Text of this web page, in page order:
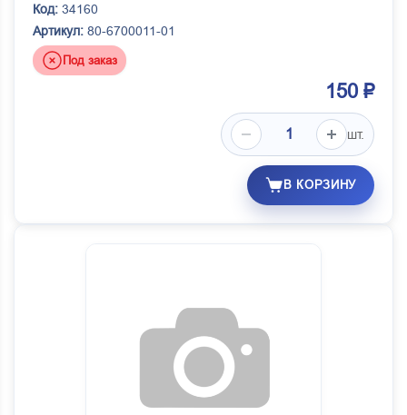
Код: 34160
Артикул: 80-6700011-01
Под заказ
150 ₽
шт.
В КОРЗИНУ